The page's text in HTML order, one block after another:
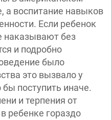
а воспитание навыков
Если ребенок
наказывают без
и подробно
было
это вызвало у
поступить иначе.
и терпения от
ребенке гораздо